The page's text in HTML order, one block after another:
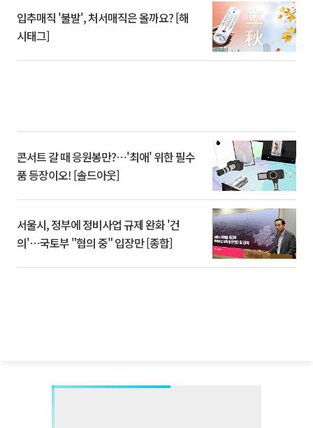
입추매직 '불발', 처서매직은 올까요? [해
시태그]
콘서트 갈 때 응원봉만?⋯'최애' 위한 필수
품 등장이오! [솔드아웃]
서울시, 정부에 정비사업 규제 완화 '건
의'⋯국토부 "협의 중" 입장만 [종합]